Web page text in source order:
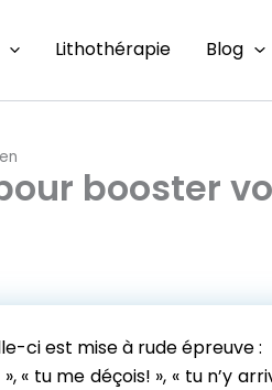
Lithothérapie Blog
booster
ci est mise à rude épreuve :
tu me déçois! », « tu n’y